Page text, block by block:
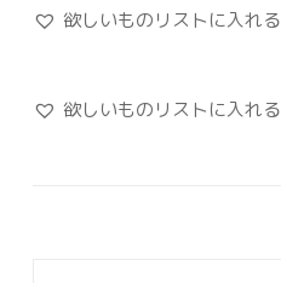
欲しいものリストに入れる
欲しいものリストに入れる